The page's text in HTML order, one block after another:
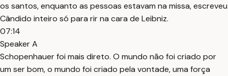
os santos, enquanto as pessoas estavam na missa, escreveu
Cândido inteiro só para rir na cara de Leibniz.
07:14
Speaker A
Schopenhauer foi mais direto. O mundo não foi criado por
um ser bom, o mundo foi criado pela vontade, uma força